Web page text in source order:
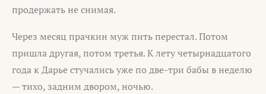
продержать не снимая.
Через месяц прачкин муж пить перестал. Потом
пришла другая, потом третья. К лету четырнадцатого
года к Дарье стучались уже по две-три бабы в неделю
— тихо, задним двором, ночью.